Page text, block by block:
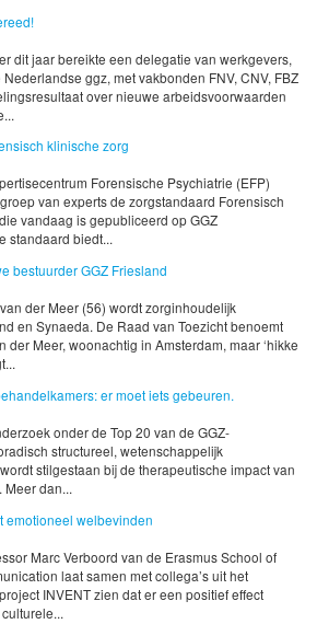
dit jaar bereikte een delegatie van werkgevers,
ggz, met vakbonden FNV, CNV, FBZ
over nieuwe arbeidsvoorwaarden
klinische zorg
Forensische Psychiatrie (EFP)
van experts de zorgstandaard Forensisch
vandaag is gepubliceerd op GGZ
standaard biedt...
bestuurder GGZ Friesland
der Meer (56) wordt zorginhoudelijk
en Synaeda. De Raad van Toezicht benoemt
der Meer, woonachtig in Amsterdam, maar ‘hikke
er moet iets gebeuren.
onder de Top 20 van de GGZ-
structureel, wetenschappelijk
stilgestaan bij de therapeutische impact van
dan...
emotioneel welbevinden
Marc Verboord van de Erasmus School of
laat samen met collega’s uit het
INVENT zien dat er een positief effect